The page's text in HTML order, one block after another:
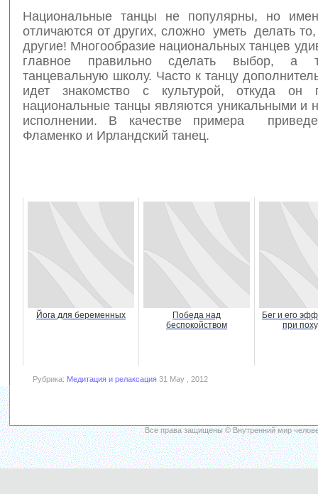
Национальные танцы не популярны, но
отличаются от других, сложно уметь делать
другие! Многообразие национальных танцев
главное правильно сделать выбор, а
танцевальную школу. Часто к танцу
идет знакомство с культурой, откуда он
национальные танцы являются уникальными и
исполнении. В качестве примера
Фламенко и Ирландский танец.
Йога для беременных
Победа над
беспокойством
Бег и его
при
Рубрика: Медитация и релаксация 31 May , 2012
Все права защищены © Внутренний мир